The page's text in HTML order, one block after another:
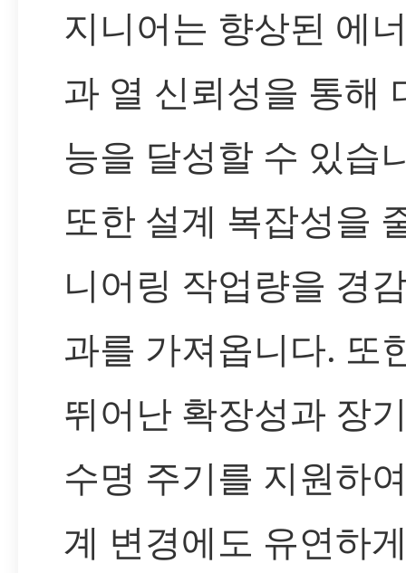
지니어는 향상된 에
과 열 신뢰성을 통해
능을 달성할 수 있습
또한 설계 복잡성을
니어링 작업량을 경
과를 가져옵니다. 또
뛰어난 확장성과 장
수명 주기를 지원하
계 변경에도 유연하